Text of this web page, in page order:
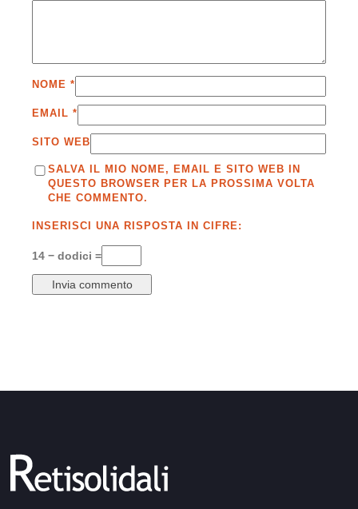
NOME *
EMAIL *
SITO WEB
SALVA IL MIO NOME, EMAIL E SITO WEB IN
QUESTO BROWSER PER LA PROSSIMA VOLTA
CHE COMMENTO.
INSERISCI UNA RISPOSTA IN CIFRE:
14 − dodici =